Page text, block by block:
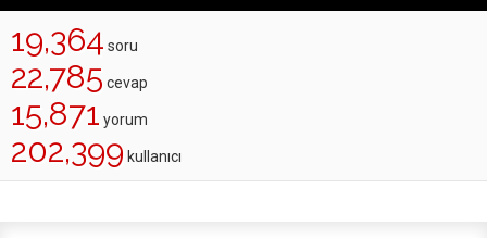
19,364 soru
22,785 cevap
15,871 yorum
202,399 kullanıcı